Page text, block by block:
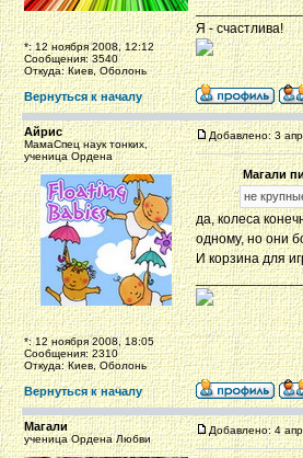
*: 12 ноября 2008, 12:12
Сообщения: 3540
Откуда: Киев, Оболонь
Я - счастлива!
Вернуться к началу
Айрис
МамаСпец наук тонких,
ученица Ордена
*: 12 ноября 2008, 18:05
Сообщения: 2310
Откуда: Киев, Оболонь
Добавлено: 3
Магали
не
да, колеса
одному, но они
И корзина для
Вернуться к началу
Магали
ученица Ордена Любви
Добавлено: 4